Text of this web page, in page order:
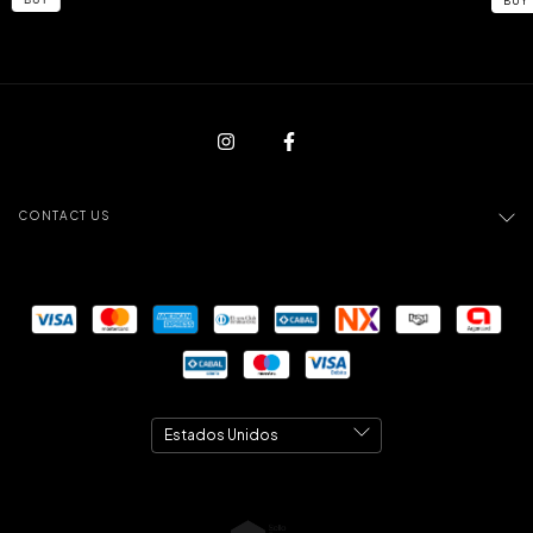
CONTACT US